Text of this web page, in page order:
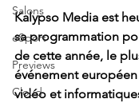
Salons
eSport
Previews
Cloud
Kalypso Media est
sa programmation
de cette année, le
événement
vidéo et